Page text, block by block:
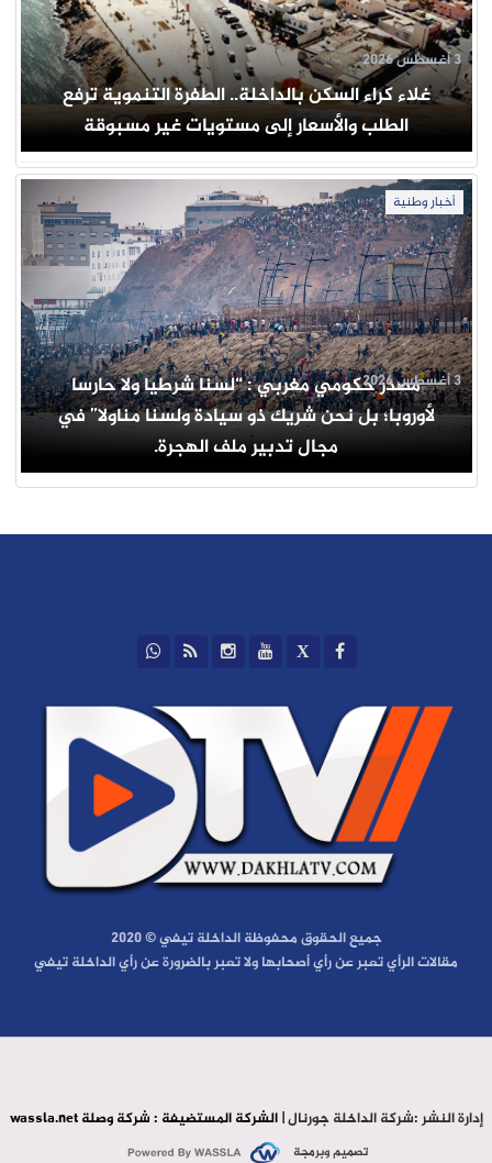
غلاء كراء السكن بالداخلة.. الطفرة التنموية ترفع
الطلب والأسعار إلى مستويات غير مسبوقة
3 أغسطس 2026
أخبار وطنية
مصدر حكومي مغربي : “لسنا شرطيا ولا حارسا
لأوروبا؛ بل نحن شريك ذو سيادة ولسنا مناولا” في
مجال تدبير ملف الهجرة.
3 أغسطس 2026
جميع الحقوق محفوظة الداخلة تيفي © 2020
مقالات الرأي تعبر عن رأي أصحابها ولا تعبر بالضرورة عن رأي الداخلة تيفي
إدارة النشر :شركة الداخلة جورنال |الشركة المستضيفة : شركة وصلة wassla.net
تصميم وبرمجة